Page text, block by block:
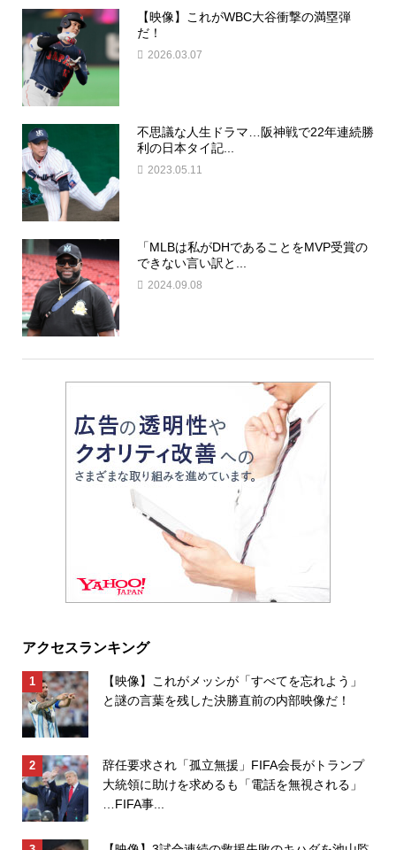
【映像】これがWBC大谷衝撃の満塁弾
だ！
2026.03.07
不思議な人生ドラマ…阪神戦で22年連続勝
利の日本タイ記...
2023.05.11
「MLBは私がDHであることをMVP受賞の
できない言い訳と...
2024.09.08
アクセスランキング
【映像】これがメッシが「すべてを忘れよう」
と謎の言葉を残した決勝直前の内部映像だ！
辞任要求され「孤立無援」FIFA会長がトランプ
大統領に助けを求めるも「電話を無視される」
…FIFA事...